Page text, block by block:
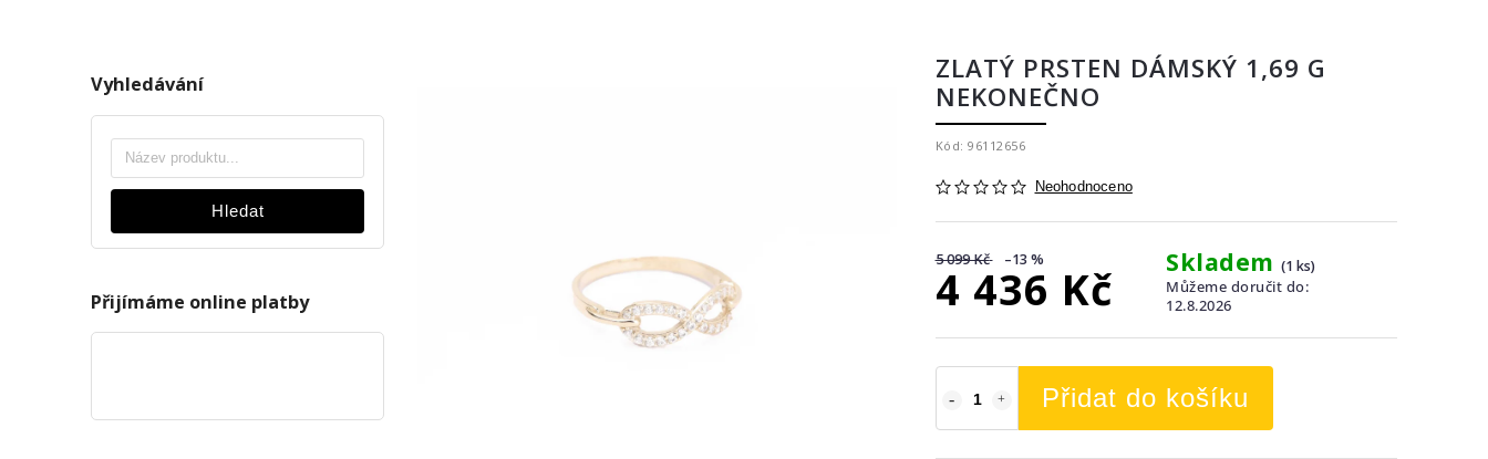
Vyhledávání
Hledat
Přijímáme online platby
ZLATÝ PRSTEN DÁMSKÝ 1,69 G
NEKONEČNO
Kód: 96112656
Neohodnoceno
5 099 Kč –13 %
4 436 Kč Skladem(1 ks)
Můžeme doručit do:
12.8.2026
Přidat do košíku